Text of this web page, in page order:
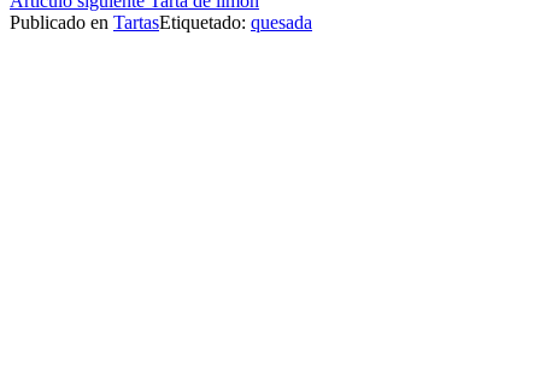
leyendo
Publicado en TartasEtiquetado: quesada